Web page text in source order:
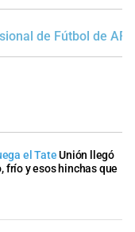
de Fútbol de AFA
el TateUnión llegó
frío y esos hinchas que